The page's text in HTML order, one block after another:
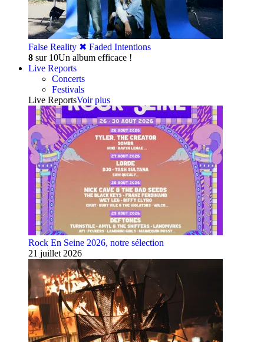
False Reality ✖︎ Faded Intentions
8 sur 10Un album efficace !
Live Reports
Concerts
Festivals
Live ReportsVoir plus
Rock En Seine 2026, notre sélection
21 juillet 2026